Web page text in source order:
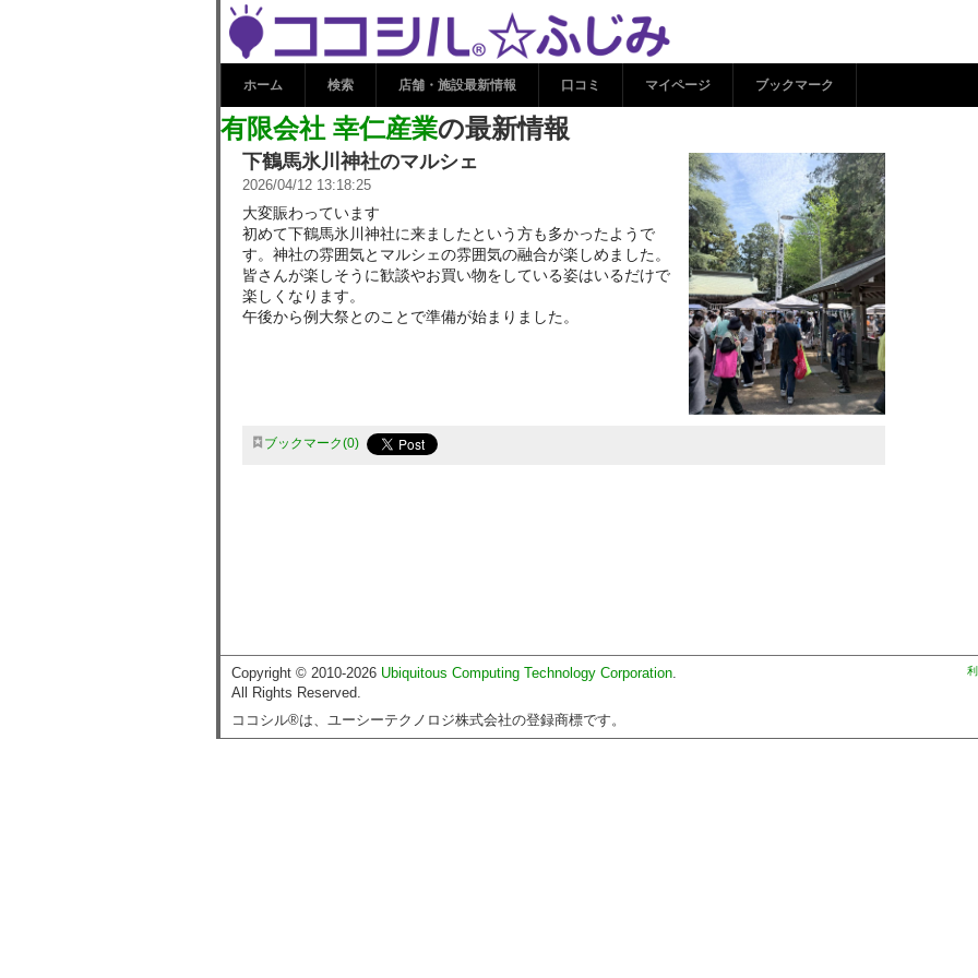
有限会社 幸仁産業の最新情報 | ココシル☆
み
ホーム 検索 店舗・施設最新情報 口コミ マイページ ブックマーク
有限会社 幸仁産業の最新情報
下鶴馬氷川神社のマルシェ
2026/04/12 13:18:25
大変賑わっています
初めて下鶴馬氷川神社に来ましたという方も多かったようで
す。神社の雰囲気とマルシェの雰囲気の融合が楽しめました。
皆さんが楽しそうに歓談やお買い物をしている姿はいるだけで
楽しくなります。
午後から例大祭とのことで準備が始まりました。
ブックマーク 0
Copyright © 2010-2026 Ubiquitous Computing Technology Corporation.
All Rights Reserved.
ココシル®は、ユーシーテクノロジ株式会社の登録商標です。